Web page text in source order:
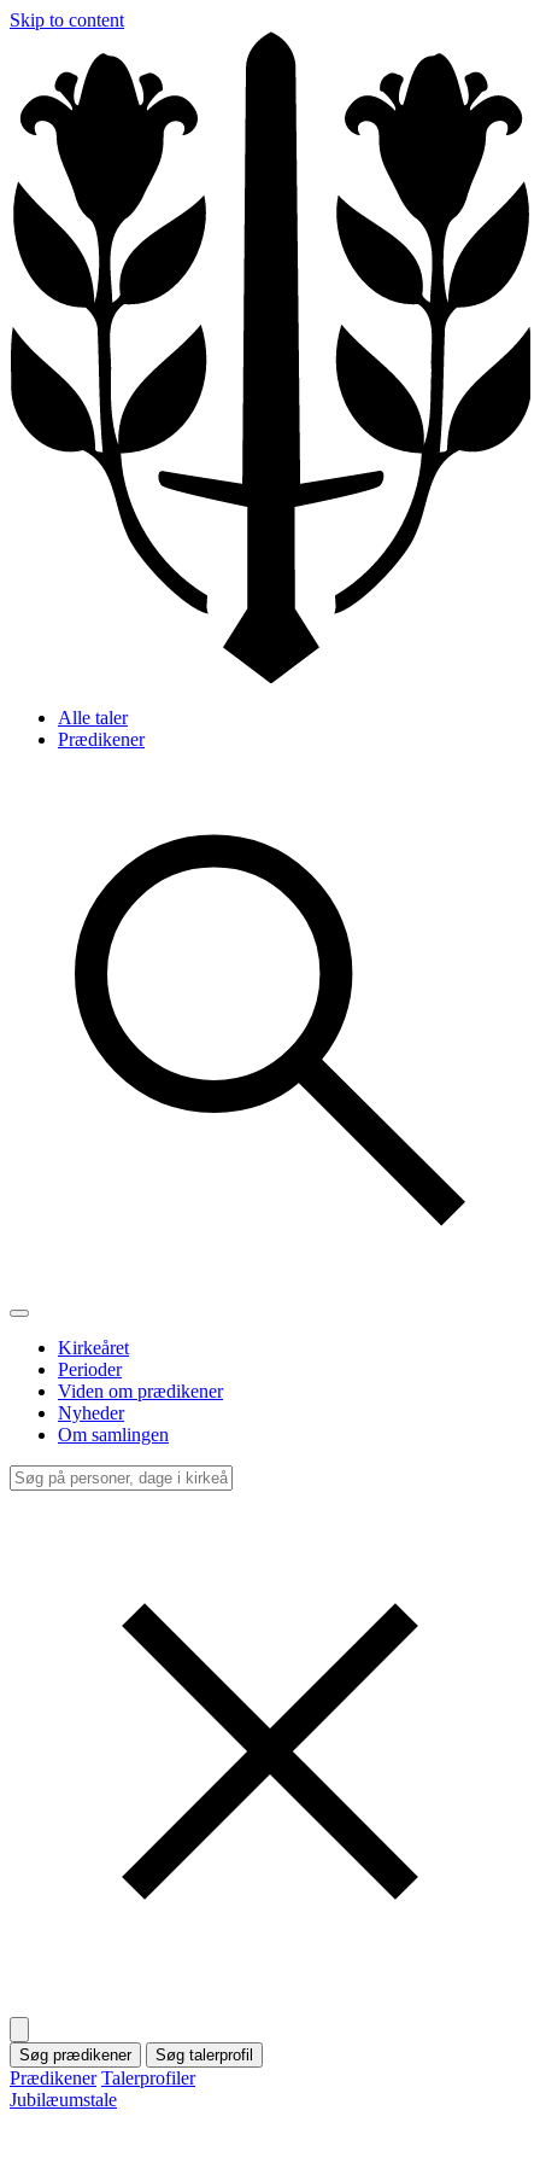
Skip to content
Alle taler
Prædikener
Kirkeåret
Perioder
Viden om prædikener
Nyheder
Om samlingen
Søg prædikener Søg talerprofil
Prædikener Talerprofiler
Jubilæumstale